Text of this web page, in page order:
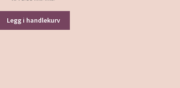
Legg i handlekurv